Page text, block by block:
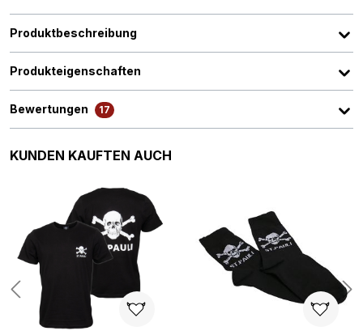
Produktbeschreibung
Produkteigenschaften
Bewertungen 17
Produktgalerie überspringen
KUNDEN KAUFTEN AUCH